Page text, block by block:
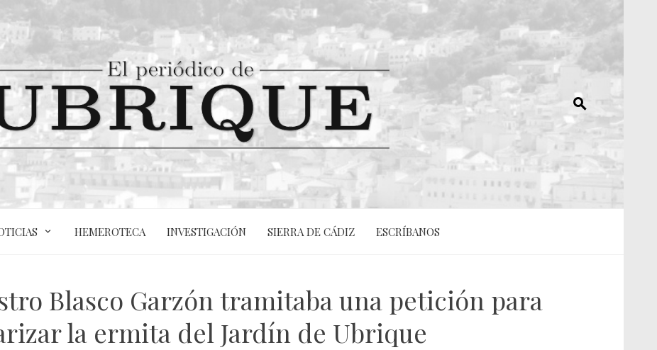
HEMEROTECA INVESTIGACIÓN SIERRA DE CÁDIZ ESCRÍBANOS
Blasco Garzón tramitaba una petición para
la ermita del Jardín de Ubrique